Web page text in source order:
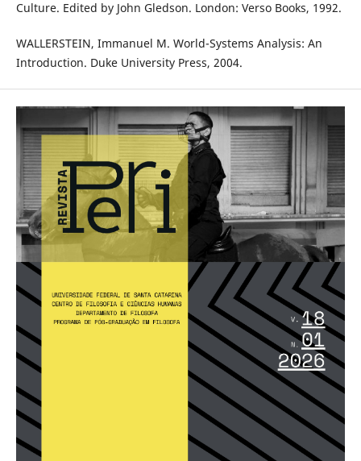
Culture. Edited by John Gledson. London: Verso Books, 1992.
WALLERSTEIN, Immanuel M. World-Systems Analysis: An
Introduction. Duke University Press, 2004.